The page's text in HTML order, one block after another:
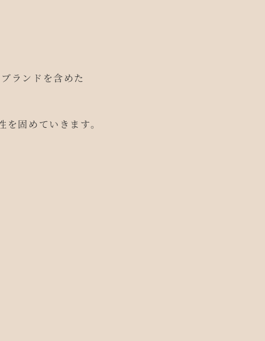
ランドを含めた
固めていきます。